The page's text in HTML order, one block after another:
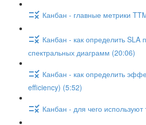
Канбан - главные метрики
Канбан - как определить
спектральных диаграмм (20:06)
Канбан - как определить
efficiency) (5:52)
Канбан - для чего